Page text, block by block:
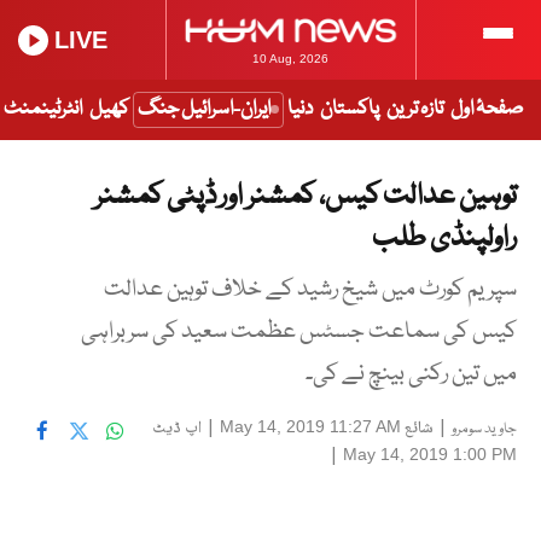
10 Aug, 2026
LIVE
صفحۂ اول تازہ ترین پاکستان دنیا ایران-اسرائیل جنگ کھیل انٹرٹینمنٹ
توہین عدالت کیس، کمشنر اور ڈپٹی کمشنر
راولپنڈی طلب
سپریم کورٹ میں شیخ رشید کے خلاف توہین عدالت
کیس کی سماعت جسٹس عظمت سعید کی سربراہی
میں تین رکنی بینچ نے کی۔
جاوید سومرو| شائع May 14, 2019 11:27 AM
| اپ ڈیٹ
May 14, 2019 1:00 PM
|